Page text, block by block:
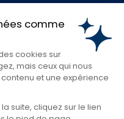
comme
cookies sur
mais ceux qui nous
et une expérience
suite, cliquez sur le lien
120x190
140x190
140x200
160x200
200x200